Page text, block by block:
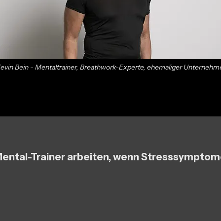
Bein - Mentaltrainer, Breathwork-Experte, ehemaliger
Trainer arbeiten, wenn